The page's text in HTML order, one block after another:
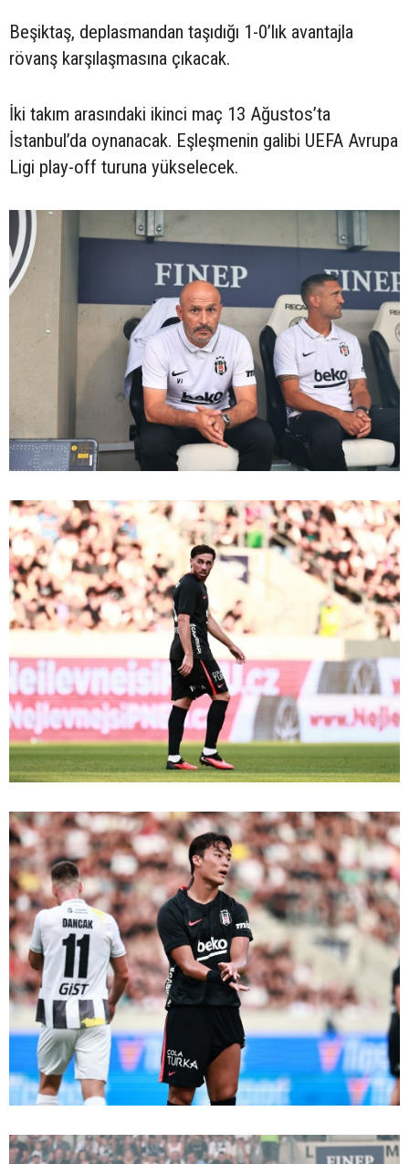
Beşiktaş, deplasmandan taşıdığı 1-0’lık avantajla
rövanş karşılaşmasına çıkacak.
İki takım arasındaki ikinci maç 13 Ağustos’ta
İstanbul’da oynanacak. Eşleşmenin galibi UEFA Avrupa
Ligi play-off turuna yükselecek.